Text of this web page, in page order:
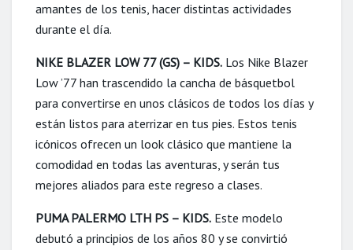
amantes de los tenis, hacer distintas actividades
durante el día.
NIKE BLAZER LOW 77 (GS) – KIDS. Los Nike Blazer
Low ’77 han trascendido la cancha de básquetbol
para convertirse en unos clásicos de todos los días y
están listos para aterrizar en tus pies. Estos tenis
icónicos ofrecen un look clásico que mantiene la
comodidad en todas las aventuras, y serán tus
mejores aliados para este regreso a clases.
PUMA PALERMO LTH PS – KIDS. Este modelo
debutó a principios de los años 80 y se convirtió